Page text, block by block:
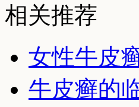
相关推荐
女性牛皮
牛皮癣的